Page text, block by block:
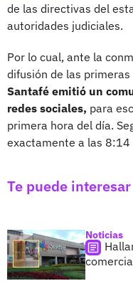
de las directivas del
autoridades judiciales.
Por lo cual, ante la
difusión de las primeras
Santafé emitió un
redes sociales, para
primera hora del día.
exactamente a las 8:14
Te puede interesar
Noticias